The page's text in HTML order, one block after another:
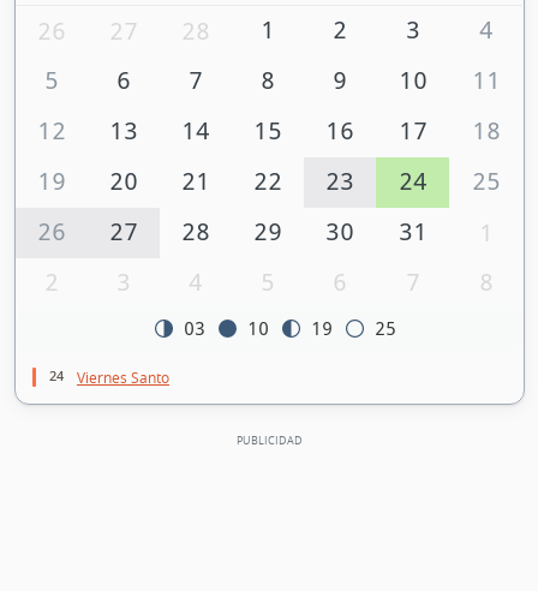
26 27 28 1 2 3
4
5
6 7 8 9 10
11
12
13 14 15 16 17
18
19
20 21 22 23 24
25
26
27 28 29 30 31
1
2
3 4 5 6 7 8
03 10 19 25
24 Viernes Santo